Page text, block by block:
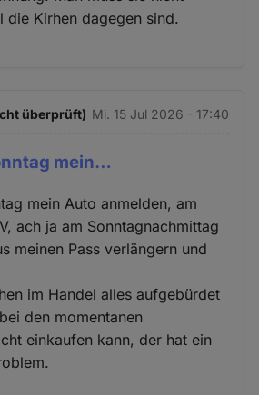
die Kirhen dagegen sind.
überprüft) Mi. 15 Jul 2026 - 17:40
mein…
mein Auto anmelden, am
ach ja am Sonntagnachmittag
meinen Pass verlängern und
im Handel alles aufgebürdet
den momentanen
einkaufen kann, der hat ein